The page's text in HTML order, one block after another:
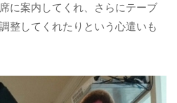
に案内してくれ、さらにテーブ
整してくれたりという心遣いも